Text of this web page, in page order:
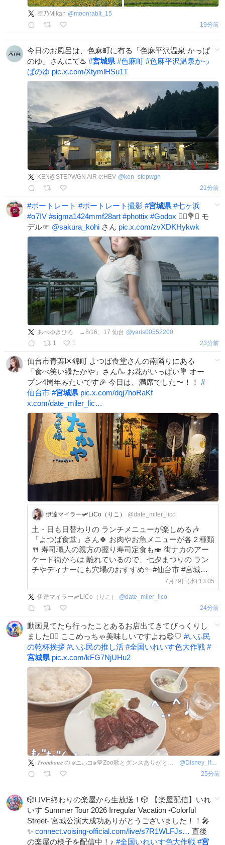
空乃Mikan @moonrabit_15
19分前
今日のお風呂は、色麻町に有る「色麻平沢温泉 かっぱ
のゆ」さんにて♨️ #宮城県 #色麻町 #色麻平沢温泉かっ
ぱのゆ pic.x.com/XtymlHSu1T
KEN@STEPWGN AIR e:HEV @ ken_stepwgn
21分前
#ポートレート #ポートレート撮影 #宮城県 #七ヶ浜
#α7IV #sigma1424mmf28art #phottix #Godox 👰‍♀️💐✨ モ
デル☞ @sakura_kohi さん pic.x.com/zvXDKHykwk
あべゆきひろ →8/16、17 仙台 @yaris00552200
1
1 24分前
仙台市青葉区錦町 よつば食堂さんの南隣りにある
「食べ笑い縁たかや」さん🍶 お花がいっぱい💐 オー
プン4周年みたいです🎉 今日は、満席でした〜！！ #
仙台市 #宮城県 pic.x.com/dqj7hoRaKf
x.com/date_miler_lic…
伊達マイラー🛩LiCo（りこ） @date_miler_lico
土・日も日替わりの ランチメニューが楽しめる🎶
「よつば食堂」さん🍀 お肉やお魚メニューが各２種類
🍴 寿司職人の親方の握り寿司定食も🍣 街ナカのアー
ケード街からは 離れているので、七夕まつりの ラン
チやディナーにも穴場のおすすめ✨ #仙台市 #宮城県 #
ランチ date-miler-lico.com/%e4%bb%99%e5%8…
7月29日(水) 13:05
伊達マイラー🛩LiCo（りこ） @date_miler_lico
25分前
動画見てたら行ったことあるお店出てきてびっくりし
ました🤦‍♀️ ここめっちゃ美味しいですよね😋♡ #いふ民
の乾杯挨拶 #いふ民の推し活 #全国いれいす色大作戦 #
宮城県 pic.x.com/kFG7NjUHu2
𝑻𝒓𝒐𝒎𝒃𝒐𝒏𝒆 の ๑ニ◡コ๑💙Zoo歌とダンスありがとう♩ @ Disney_Ifmin
26分前
🎲LIVE終わりの楽屋から生放送！🎲 【楽屋配信】いれ
いす Summer Tour 2026 Irregular Vacation -Colorful
Street- 宮城公演大成功ありがとうございました！！🎤
✨️ connect.voising-official.com/live/s7R1WLFJs… 直後
の楽屋の様子を配信中！♪ #全国いれいす色大作戦 #宮